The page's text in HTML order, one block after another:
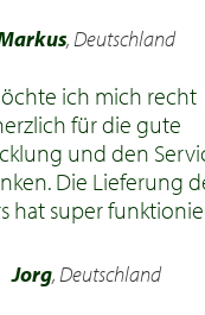
und nie
So habe ich
zu einem Kauf
entschlossen.
wurde
Zahlung
fühlte mich nie
und freue
ER und vor allem
, Deutschland
ich mich recht
für die gute
und den
Die Lieferung
hat super
dem Fahrzeug.
Jorg, Deutschland